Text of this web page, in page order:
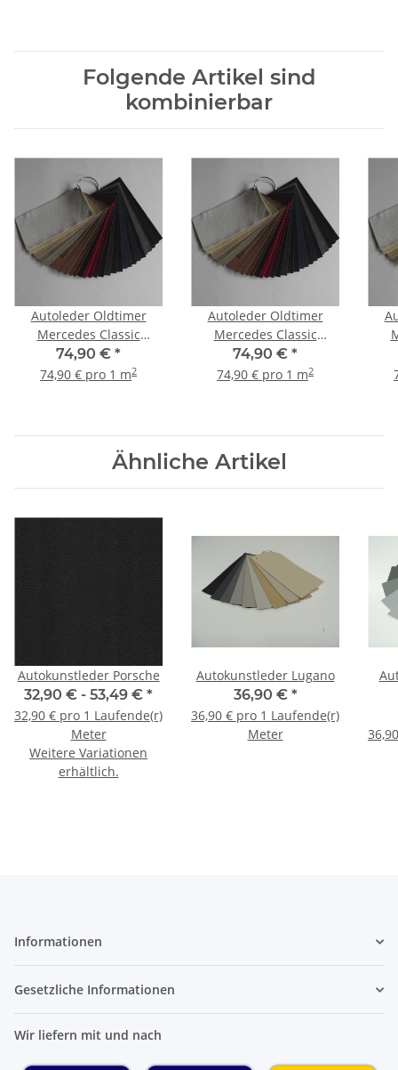
Folgende Artikel sind
kombinierbar
Autoleder Oldtimer
Mercedes Classic
geprägt 0500H - schwarz
74,90 € *
74,90 € pro 1 m2
Autoleder Oldtimer
Mercedes Classic
geprägt 0501H - roast
black
74,90 € *
74,90 € pro 1 m2
Ähnliche Artikel
Autokunstleder Porsche
32,90 € - 53,49 € *
32,90 € pro 1 Laufende(r)
Meter
Weitere Variationen
erhältlich.
Autokunstleder Lugano
36,90 € *
36,90 € pro 1 Laufende(r)
Meter
Informationen
Gesetzliche Informationen
Wir liefern mit und nach